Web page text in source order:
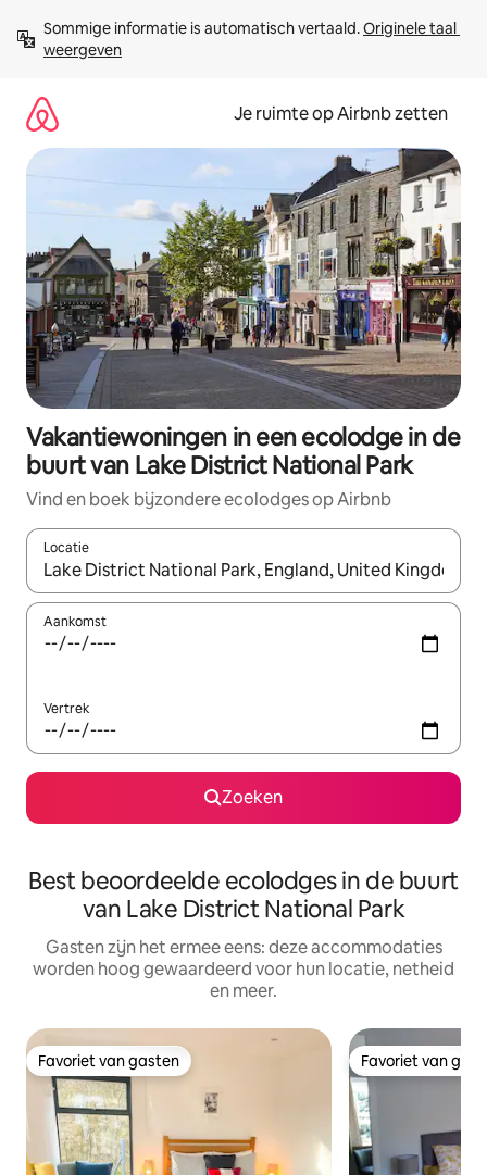
direct
naar
Sommige informatie is automatisch vertaald. Originele taal
weergeven
Je ruimte op Airbnb zetten
Vakantiewoningen in een ecolodge in de
buurt van Lake District National Park
Vind en boek bijzondere ecolodges op Airbnb
Locatie
Wanneer er suggesties beschikbaar zijn, maak je een keuze
Aankomst
Vertrek
Zoeken
Best beoordeelde ecolodges in de buurt
van Lake District National Park
Gasten zijn het ermee eens: deze accommodaties
worden hoog gewaardeerd voor hun locatie, netheid
en meer.
Favoriet van gasten
Favoriet van gasten Favoriet van
Favoriet van